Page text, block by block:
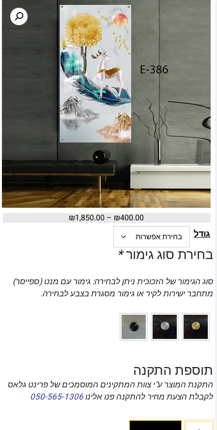
₪400.00
–
₪1,850.00
גודל
בחירת סוג גימור*
סוג הגימור של הזכוכית ניתן לבחירה: גימור עם מנט (ספייסר)
מתחבר ישירות לקיר או גימור מסגרת בצבע לבחירה.
תוספת התקנה
התקנת המוצר ע"י צוות המתקינים המוסמכים של פרינט גלאס
לקבלת הצעת מחיר להתקנה פנו אלינו050-565-1306